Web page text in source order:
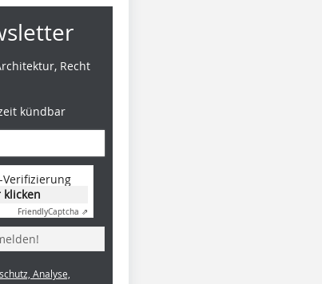
Recht
kündbar
klicken
FriendlyCaptcha ⇗
Analyse,